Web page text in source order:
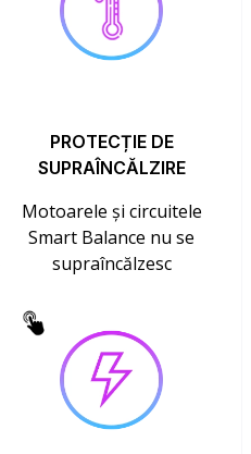
PROTECȚIE DE
SUPRAÎNCĂLZIRE
Motoarele și circuitele
Smart Balance nu se
supraîncălzesc